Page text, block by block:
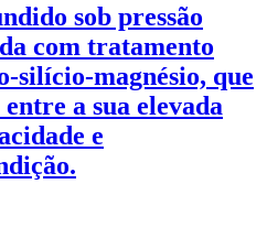
sob pressão
com tratamento
silício-magnésio, que
a sua elevada
e